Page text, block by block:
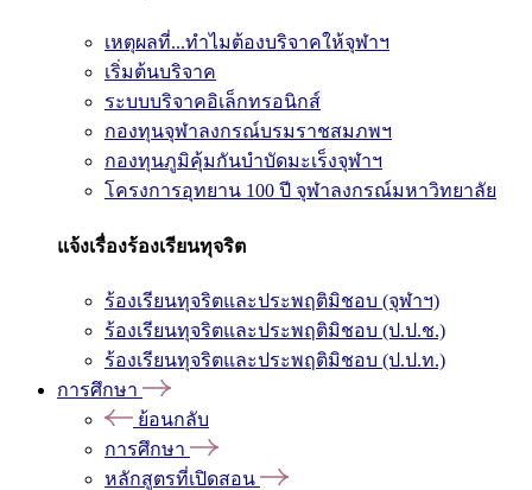
เหตุผลที่...ทำไมต้องบริจาคให้จุฬาฯ
เริ่มต้นบริจาค
ระบบบริจาคอิเล็กทรอนิกส์
กองทุนจุฬาลงกรณ์บรมราชสมภพฯ
กองทุนภูมิคุ้มกันบำบัดมะเร็งจุฬาฯ
โครงการอุทยาน 100 ปี จุฬาลงกรณ์มหาวิทยาลัย
แจ้งเรื่องร้องเรียนทุจริต
ร้องเรียนทุจริตและประพฤติมิชอบ (จุฬาฯ)
ร้องเรียนทุจริตและประพฤติมิชอบ (ป.ป.ช.)
ร้องเรียนทุจริตและประพฤติมิชอบ (ป.ป.ท.)
การศึกษา
ย้อนกลับ
การศึกษา
หลักสูตรที่เปิดสอน